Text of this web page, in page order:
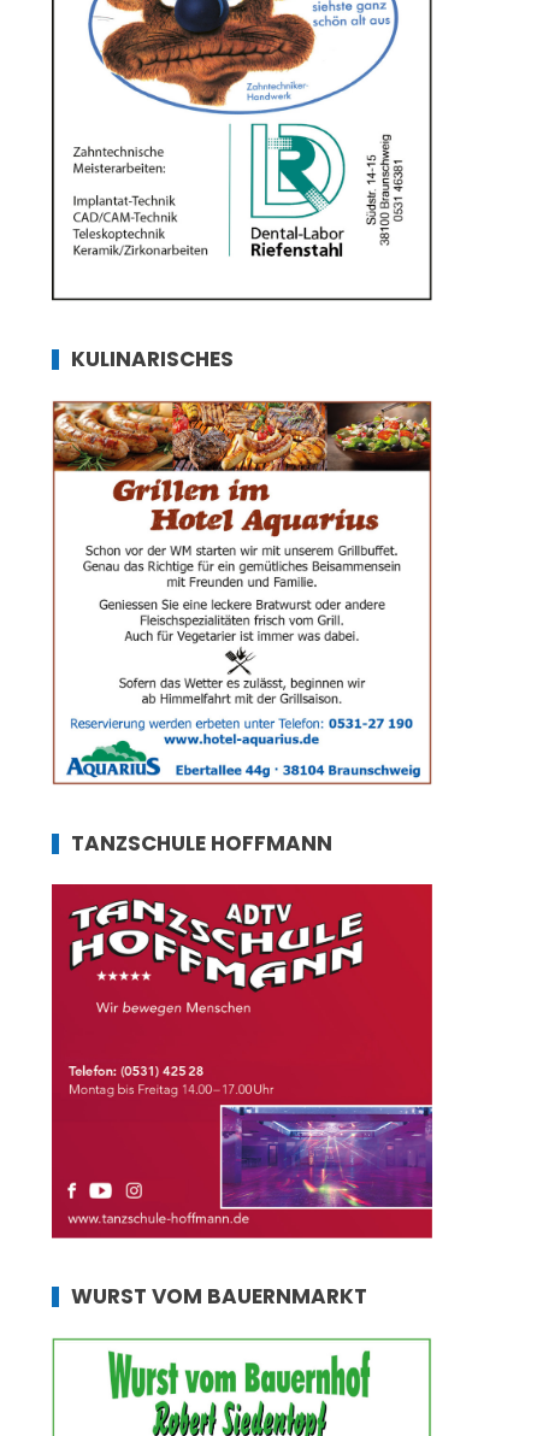
KULINARISCHES
TANZSCHULE HOFFMANN
WURST VOM BAUERNMARKT